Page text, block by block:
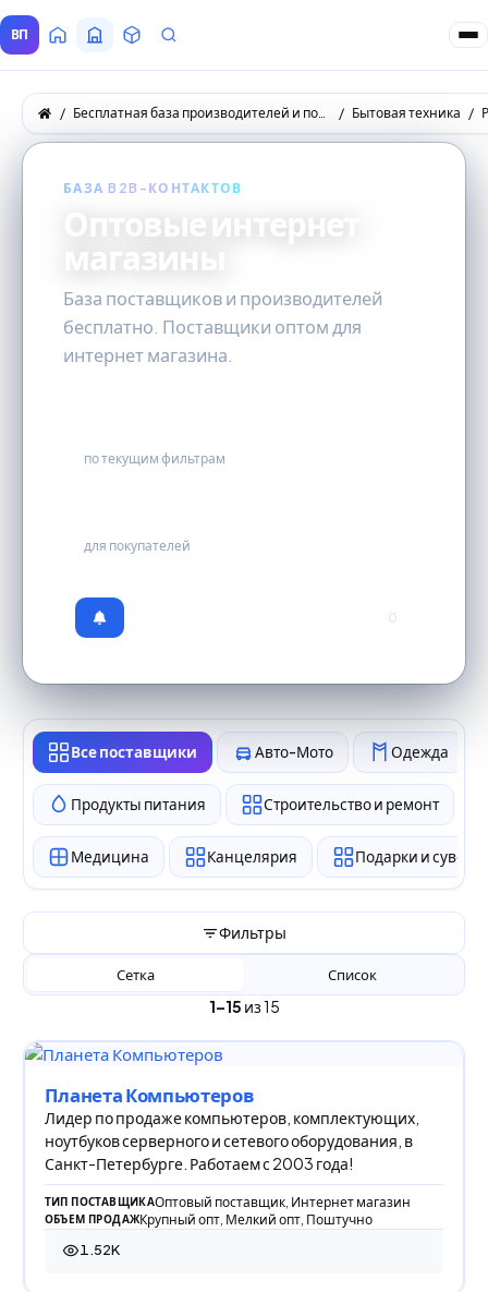
ВП ГлавнаяВсе Поставщики
ТоварыЗапросы покупателей
Бесплатная база производителей и поставщиков товаров оптом Бытовая техника
БАЗА B2B-КОНТАКТОВ
Оптовые интернет
магазины
База поставщиков и производителей
бесплатно. Поставщики оптом для
интернет магазина.
по текущим фильтрам
для покупателей
0
Все поставщики Авто-Мото Одежда
Продукты питания Строительство и ремонт
Медицина Канцелярия Подарки и
Фильтры
1–15 из 15
Сетка Список
Планета Компьютеров
Лидер по продаже компьютеров, комплектующих,
ноутбуков серверного и сетевого оборудования, в
Санкт-Петербурге. Работаем с 2003 года!
ТИП ПОСТАВЩИКАОптовый поставщик, Интернет магазин
ОБЪЕМ ПРОДАЖКрупный опт, Мелкий опт, Поштучно
1.52K
1 518 просмотров